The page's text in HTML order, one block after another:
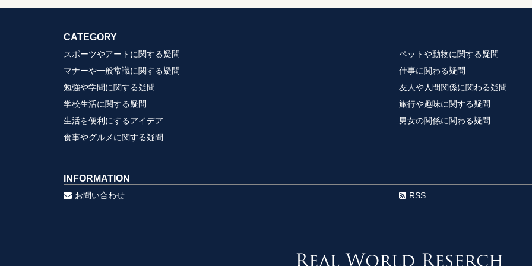
いですよね。 そん...
鼻に白く浮かび上が
法が知りたいという人
ですが、新しくや...
CATEGORY
スポーツやアートに関する疑問
ペットや動物に関する疑問
マナーや一般常識に関する疑問
仕事に関わる疑問
勉強や学問に関する疑問
友人や人間関係に関わる疑問
学校生活に関する疑問
旅行や趣味に関する疑問
生活を便利にするアイデア
男女の関係に関わる疑問
食事やグルメに関する疑問
INFORMATION
お問い合わせ RSS